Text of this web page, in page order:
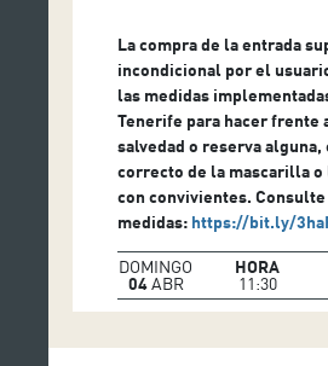
La compra de la entrada
incondicional por el
las medidas
Tenerife para hacer frente
salvedad o reserva alguna,
correcto de la mascarilla o
con convivientes.
medidas: https://bit.ly/
DOMINGO
04ABR
HORA
11:30